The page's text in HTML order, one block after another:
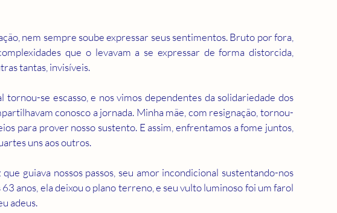
nem sempre soube expressar seus sentimentos. Bruto por fora,
que o levavam a se expressar de forma distorcida,
tantas, invisíveis.
se escasso, e nos vimos dependentes da solidariedade dos
conosco a jornada. Minha mãe, com resignação, tornou-
para prover nosso sustento. E assim, enfrentamos a fome juntos,
uns aos outros.
guiava nossos passos, seu amor incondicional sustentando-nos
anos, ela deixou o plano terreno, e seu vulto luminoso foi um farol
adeus.